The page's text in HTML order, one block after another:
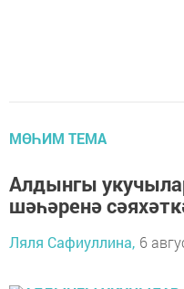
МӨҺИМ ТЕМА
Алдынгы
шәһәренә
Ляля Сафиуллина, 6